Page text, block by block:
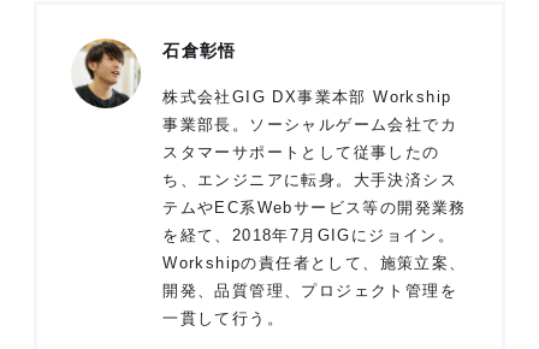
石倉彰悟
株式会社GIG DX事業本部 Workship
事業部長。ソーシャルゲーム会社でカ
スタマーサポートとして従事したの
ち、エンジニアに転身。大手決済シス
テムやEC系Webサービス等の開発業務
を経て、2018年7月GIGにジョイン。
Workshipの責任者として、施策立案、
開発、品質管理、プロジェクト管理を
一貫して行う。